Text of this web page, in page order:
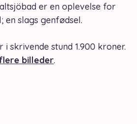
er en oplevelse for
slags genfødsel.
i skrivende stund 1.900 kroner.
billeder.